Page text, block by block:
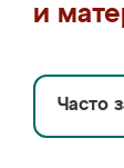
и
Часто